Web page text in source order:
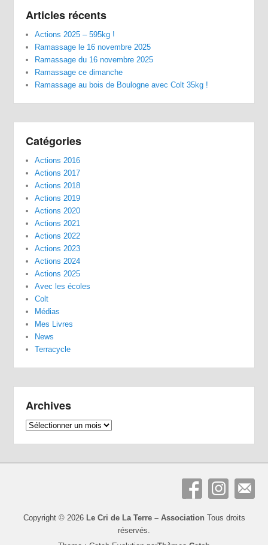
Articles récents
Actions 2025 – 595kg !
Ramassage le 16 novembre 2025
Ramassage du 16 novembre 2025
Ramassage ce dimanche
Ramassage au bois de Boulogne avec Colt 35kg !
Catégories
Actions 2016
Actions 2017
Actions 2018
Actions 2019
Actions 2020
Actions 2021
Actions 2022
Actions 2023
Actions 2024
Actions 2025
Avec les écoles
Colt
Médias
Mes Livres
News
Terracycle
Archives
Archives
Copyright © 2026 Le Cri de La Terre – Association Tous droits
réservés.